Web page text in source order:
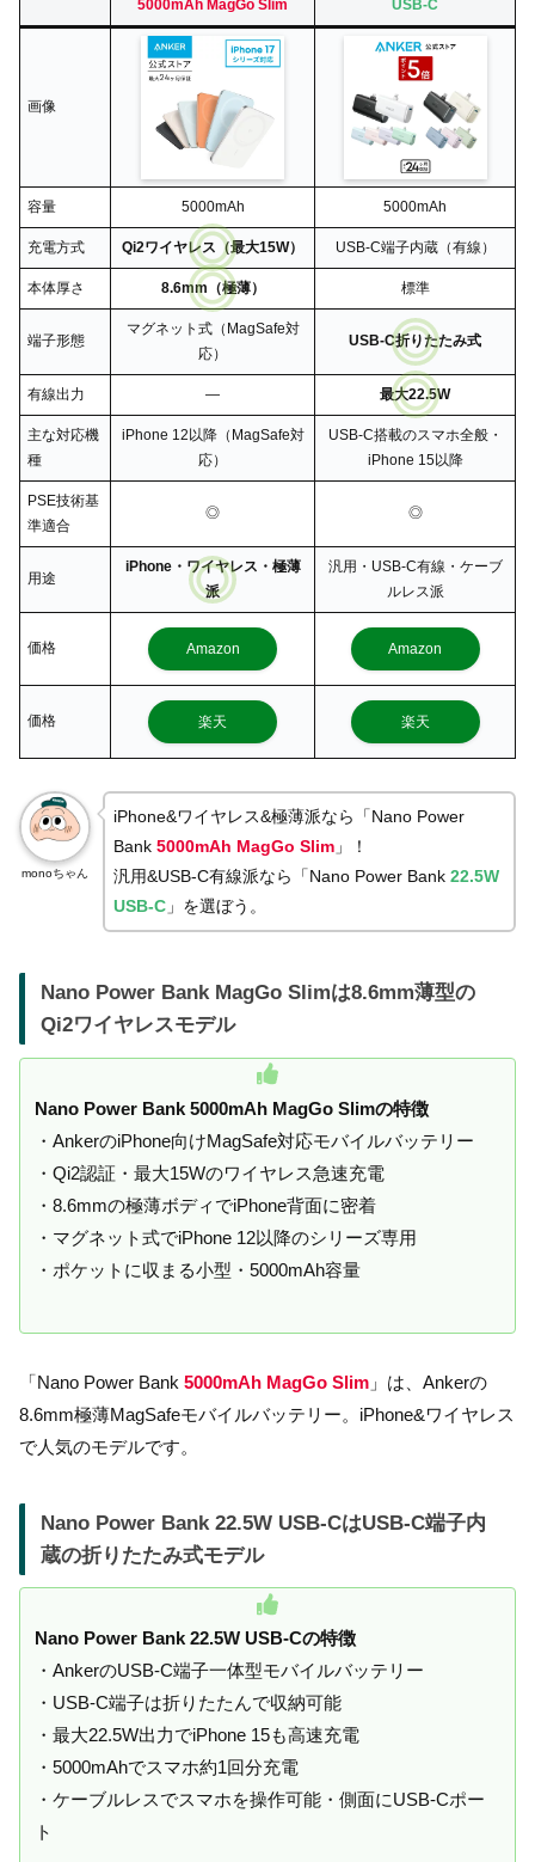
5000mAh MagGo Slim USB-C
画像
容量 5000mAh 5000mAh
充電方式 Qi2ワイヤレス（最大15W） USB-C端子内蔵（有線）
本体厚さ 8.6mm（極薄） 標準
端子形態
マグネット式（MagSafe対
応）
USB-C折りたたみ式
有線出力 ― 最大22.5W
主な対応機
種
iPhone 12以降（MagSafe対
応）
USB-C搭載のスマホ全般・
iPhone 15以降
PSE技術基
準適合
◎ ◎
用途
iPhone・ワイヤレス・極薄
派
汎用・USB-C有線・ケーブ
ルレス派
価格 Amazon Amazon
価格 楽天 楽天
monoちゃん
iPhone&ワイヤレス&極薄派なら「Nano Power
Bank 5000mAh MagGo Slim 」！
汎用&USB-C有線派なら「Nano Power Bank 22.5W
USB-C 」を選ぼう。
Nano Power Bank MagGo Slimは8.6mm薄型の
Qi2ワイヤレスモデル
Nano Power Bank 5000mAh MagGo Slimの特徴
・AnkerのiPhone向けMagSafe対応モバイルバッテリー
・Qi2認証・最大15Wのワイヤレス急速充電
・8.6mmの極薄ボディでiPhone背面に密着
・マグネット式でiPhone 12以降のシリーズ専用
・ポケットに収まる小型・5000mAh容量
「Nano Power Bank 5000mAh MagGo Slim 」は、Ankerの
8.6mm極薄MagSafeモバイルバッテリー。iPhone&ワイヤレス
で人気のモデルです。
Nano Power Bank 22.5W USB-CはUSB-C端子内
蔵の折りたたみ式モデル
Nano Power Bank 22.5W USB-Cの特徴
・AnkerのUSB-C端子一体型モバイルバッテリー
・USB-C端子は折りたたんで収納可能
・最大22.5W出力でiPhone 15も高速充電
・5000mAhでスマホ約1回分充電
・ケーブルレスでスマホを操作可能・側面にUSB-Cポー
ト